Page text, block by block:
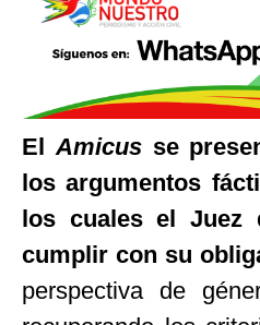
El Amicusse
los argumentos
los cuales el Juez
cumplir con su
perspectiva de